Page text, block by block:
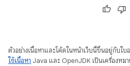
ตัวอย่างเนื้อหาและโค้ดในหน้าเว็บนี้ขึ้นอยู่กับใ
ใช้เนื้อหา Java และ OpenJDK เป็นเครื่องหม